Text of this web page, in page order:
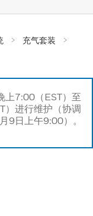
充气套装
上7:00（EST）至
）进行维护（协调
9日上午9:00）。